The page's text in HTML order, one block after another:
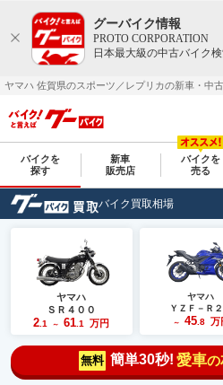
グーバイク情報
PROTO CORPORATION
日本最大級の中古バイク
バイクを
探す
新車
販売店
バイクを
売る
バイク買取相場
ヤマハ
ＳＲ４００
2 .1 ～ 61 .1 万円
ヤマハ
ＹＺＦ－Ｒ
～ 45.8 万
無料 簡単30秒! 愛車の